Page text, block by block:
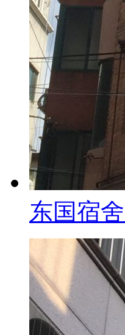
东国宿舍